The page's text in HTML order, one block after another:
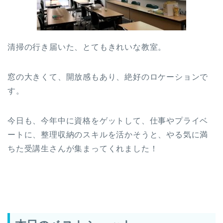
清掃の行き届いた、とてもきれいな教室。
窓の大きくて、開放感もあり、絶好のロケーションで
す。
今日も、今年中に資格をゲットして、仕事やプライベ
ートに、整理収納のスキルを活かそうと、やる気に満
ちた受講生さんが集まってくれました！